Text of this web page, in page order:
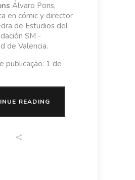
Álvaro Pons,
en cómic y director
de Estudios del
SM -
de Valencia.
publicação: 1 de
READING